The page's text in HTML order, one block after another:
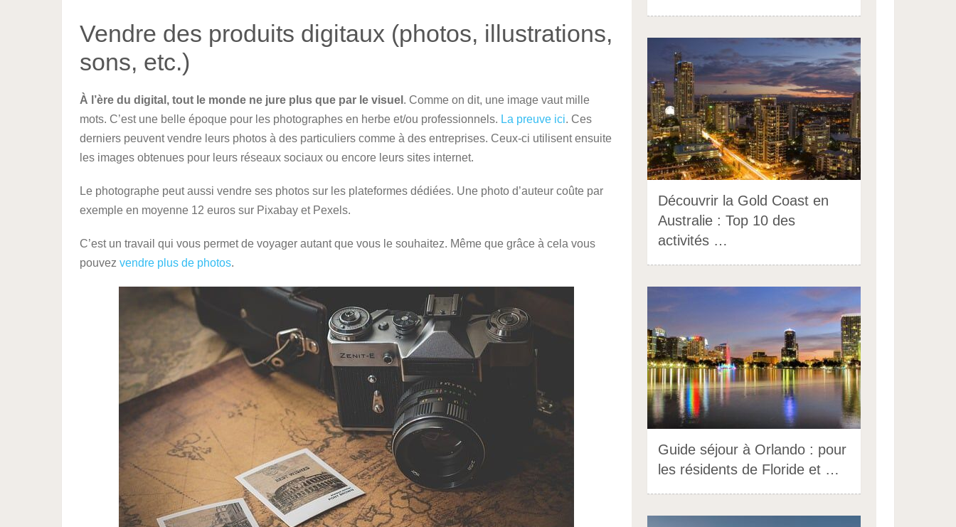
Vendre des produits digitaux (photos, illustrations,
sons, etc.)
À l’ère du digital, tout le monde ne jure plus que par le visuel . Comme on dit, une image vaut mille
mots. C’est une belle époque pour les photographes en herbe et/ou professionnels. La preuve ici. Ces
derniers peuvent vendre leurs photos à des particuliers comme à des entreprises. Ceux-ci utilisent ensuite
les images obtenues pour leurs réseaux sociaux ou encore leurs sites internet.
Le photographe peut aussi vendre ses photos sur les plateformes dédiées. Une photo d’auteur coûte par
exemple en moyenne 12 euros sur Pixabay et Pexels.
C’est un travail qui vous permet de voyager autant que vous le souhaitez. Même que grâce à cela vous
pouvez vendre plus de photos.
Découvrir la Gold Coast en
Australie : Top 10 des
activités …
Guide séjour à Orlando : pour
les résidents de Floride et …